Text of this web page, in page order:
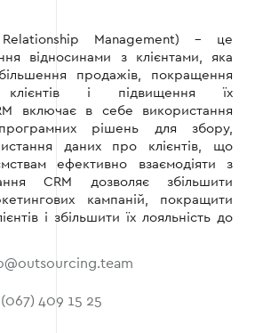
Management) – це
відносинами з клієнтами, яка
продажів, покращення
клієнтів і підвищення їх
включає в себе використання
програмних рішень для збору,
даних про клієнтів, що
ефективно взаємодіяти з
CRM дозволяє збільшити
кампаній, покращити
і збільшити їх лояльність до
(067) 409 15 25